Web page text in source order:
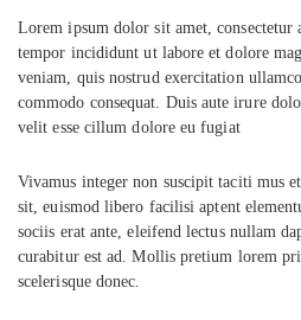
Lorem ipsum dolor sit amet, consectetur
tempor incididunt ut labore et dolore
veniam, quis nostrud exercitation
commodo consequat. Duis aute irure
velit esse cillum dolore eu fugiat
Vivamus integer non suscipit taciti mus
sit, euismod libero facilisi aptent
sociis erat ante, eleifend lectus nullam
curabitur est ad. Mollis pretium lorem
scelerisque donec.